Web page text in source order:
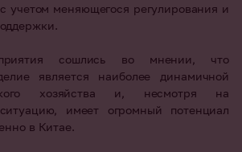
учетом меняющегося регулирования и
сошлись во мнении, что
является наиболее динамичной
хозяйства и, несмотря на
имеет огромный потенциал
в Китае.